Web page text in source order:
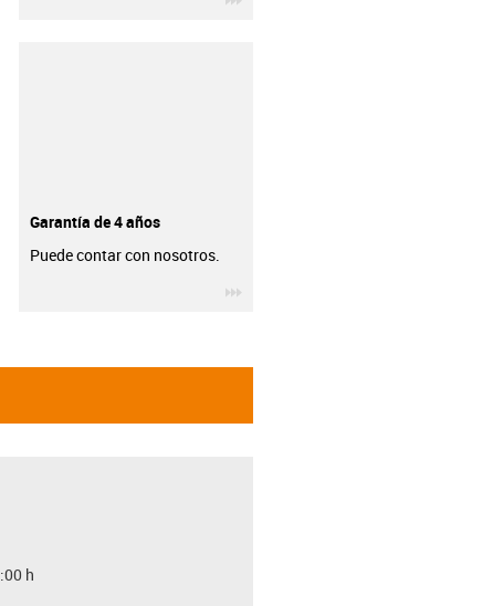
Garantía de 4 años
Puede contar con nosotros.
h